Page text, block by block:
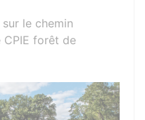
le chemin
CPIE forêt de